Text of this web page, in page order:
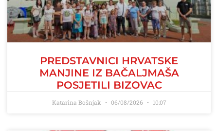
PREDSTAVNICI HRVATSKE
MANJINE IZ BAČALJMAŠA
POSJETILI BIZOVAC
Katarina Bošnjak 06/08/2026 10:07